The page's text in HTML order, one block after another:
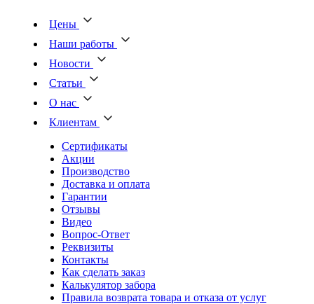
Цены
Наши работы
Новости
Статьи
О нас
Клиентам
Сертификаты
Акции
Производство
Доставка и оплата
Гарантии
Отзывы
Видео
Вопрос-Ответ
Реквизиты
Контакты
Как сделать заказ
Калькулятор забора
Правила возврата товара и отказа от услуг